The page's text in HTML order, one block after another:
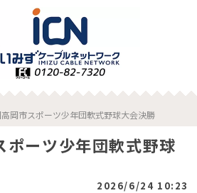
岡市スポーツ少年団軟式野球大会決勝
ーツ少年団軟式野球
2026/6/24 10:23